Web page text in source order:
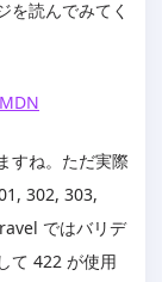
を読んでみてく
すね。ただ実際
302, 303,
ではバリデ
て 422 が使用